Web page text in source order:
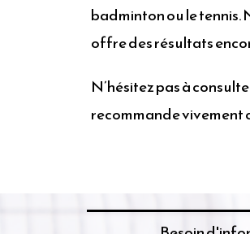
badminton ou le tennis.
offre des résultats
N’hésitez pas à
recommande vivement